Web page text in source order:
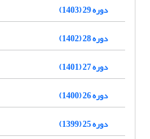
دوره 29 (1403)
دوره 28 (1402)
دوره 27 (1401)
دوره 26 (1400)
دوره 25 (1399)